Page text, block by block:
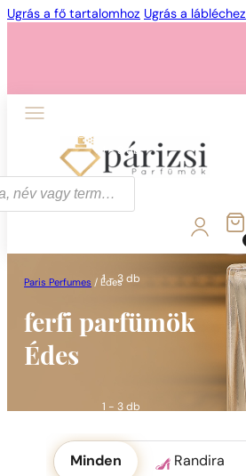
Ugrás a fő tartalomhoz Ugrás a lábléchez
1 - 3 db
1 - 3 db
1 - 3 db
Paris Perfumes / Édes
ferfi parfümök
Édes
Okoliczność
Minden Randira